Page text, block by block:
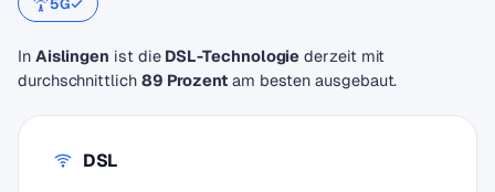
In Aislingen ist die DSL-Technologie derzeit mit
durchschnittlich 89 Prozentam besten ausgebaut.
DSL